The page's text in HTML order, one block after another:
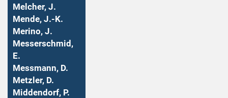
Melcher, J.
Mende, J.-K.
Merino, J.
Messerschmid,
E.
Messmann, D.
Metzler, D.
Middendorf, P.